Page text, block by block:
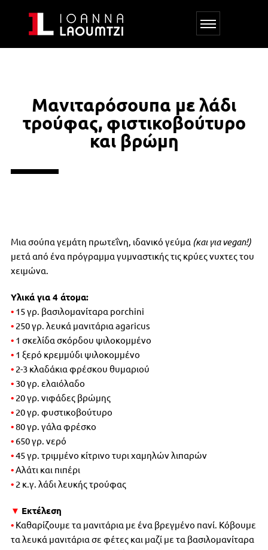
Μανιταρόσουπα με λάδι
τρούφας, φιστικοβούτυρο
και βρώμη
Μια σούπα γεμάτη πρωτεΐνη, ιδανικό γεύμα (και για vegan!)
μετά από ένα πρόγραμμα γυμναστικής τις κρύες νυχτες του
χειμώνα.
Υλικά για 4 άτομα:
•15 γρ. βασιλομανίταρα porchini
•250 γρ. λευκά μανιτάρια agaricus
•1 σκελίδα σκόρδου ψιλοκομμένο
•1 ξερό κρεμμύδι ψιλοκομμένο
•2-3 κλαδάκια φρέσκου θυμαριού
•30 γρ. ελαιόλαδο
•20 γρ. νιφάδες βρώμης
•20 γρ. φυστικοβούτυρο
•80 γρ. γάλα φρέσκο
•650 γρ. νερό
•45 γρ. τριμμένο κίτρινο τυρι χαμηλών λιπαρών
•Αλάτι και πιπέρι
•2 κ.γ. λάδι λευκής τρούφας
▼ Εκτέλεση
•Καθαρίζουμε τα μανιτάρια με ένα βρεγμένο πανί. Κόβουμε
τα λευκά μανιτάρια σε φέτες και μαζί με τα βασιλομανίταρα